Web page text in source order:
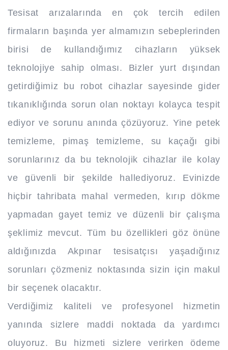
Tesisat arızalarında en çok tercih edilen
firmaların başında yer almamızın sebeplerinden
birisi de kullandığımız cihazların yüksek
teknolojiye sahip olması. Bizler yurt dışından
getirdiğimiz bu robot cihazlar sayesinde gider
tıkanıklığında sorun olan noktayı kolayca tespit
ediyor ve sorunu anında çözüyoruz. Yine petek
temizleme, pimaş temizleme, su kaçağı gibi
sorunlarınız da bu teknolojik cihazlar ile kolay
ve güvenli bir şekilde hallediyoruz. Evinizde
hiçbir tahribata mahal vermeden, kırıp dökme
yapmadan gayet temiz ve düzenli bir çalışma
şeklimiz mevcut. Tüm bu özellikleri göz önüne
aldığınızda Akpınar tesisatçısı yaşadığınız
sorunları çözmeniz noktasında sizin için makul
bir seçenek olacaktır.
Verdiğimiz kaliteli ve profesyonel hizmetin
yanında sizlere maddi noktada da yardımcı
oluyoruz. Bu hizmeti sizlere verirken ödeme